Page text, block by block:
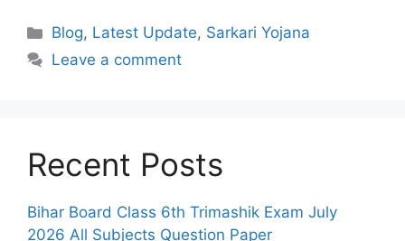
Categories
Blog, Latest Update, Sarkari Yojana
Leave a comment
Recent Posts
Bihar Board Class 6th Trimashik Exam July
2026 All Subjects Question Paper